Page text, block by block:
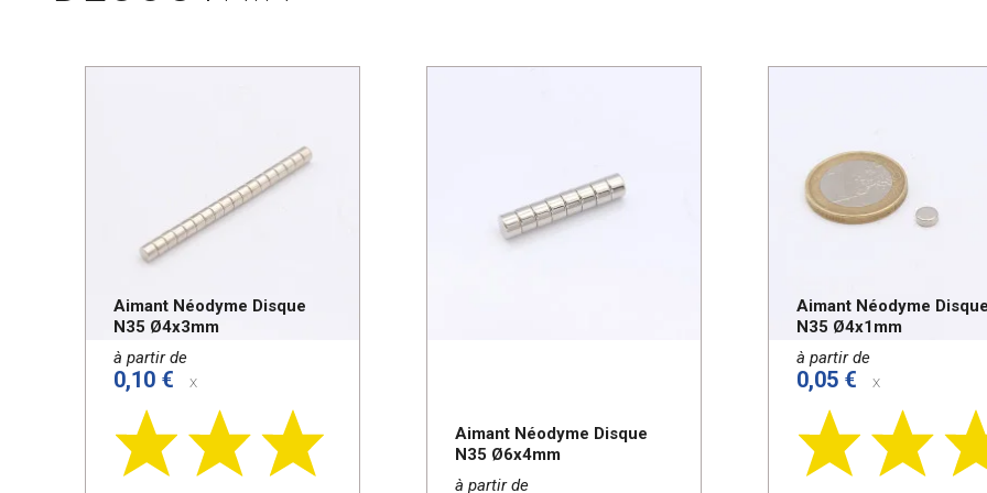
Aimant Néodyme Disque
N35 Ø4x3mm
à partir de
0,10 € x
Aimant Néodyme Disque
N35 Ø6x4mm
à partir de
Aimant Néodyme
N35 Ø4x1mm
à partir de
0,05 € x